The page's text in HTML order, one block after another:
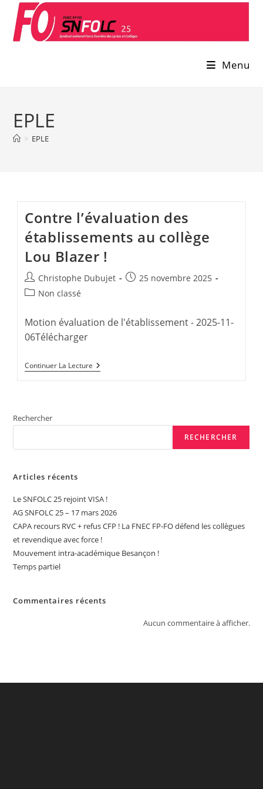
content
Menu
EPLE
> EPLE
Contre l’évaluation des
établissements au collège
Lou Blazer !
Auteur/autrice
de
Christophe Dubujet
Publication
25 novembre 2025
PostNon classé
Motion évaluation de l'établissement - 2025-11-
06Télécharger
Continuer La Lecture Contre
L’évaluation
Rechercher
RECHERCHER
Articles récents
Le SNFOLC 25 rejoint VISA !
AG SNFOLC 25 – 17 mars 2026
CAPA recours RVC + refus CFP ! La FNEC FP-FO défend les collègues
et revendique avec force !
Mouvement intra-académique Besançon !
Temps partiel
Commentaires récents
Aucun commentaire à afficher.